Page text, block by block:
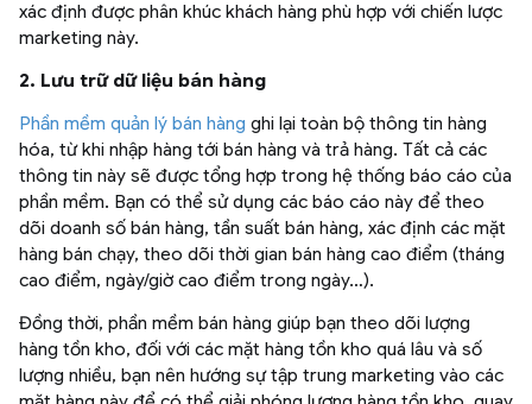
xác định được phân khúc khách hàng phù hợp với chiến lược
marketing này.
2. Lưu trữ dữ liệu bán hàng
Phần mềm quản lý bán hàng ghi lại toàn bộ thông tin hàng
hóa, từ khi nhập hàng tới bán hàng và trả hàng. Tất cả các
thông tin này sẽ được tổng hợp trong hệ thống báo cáo của
phần mềm. Bạn có thể sử dụng các báo cáo này để theo
dõi doanh số bán hàng, tần suất bán hàng, xác định các mặt
hàng bán chạy, theo dõi thời gian bán hàng cao điểm (tháng
cao điểm, ngày/giờ cao điểm trong ngày…).
Đồng thời, phần mềm bán hàng giúp bạn theo dõi lượng
hàng tồn kho, đối với các mặt hàng tồn kho quá lâu và số
lượng nhiều, bạn nên hướng sự tập trung marketing vào các